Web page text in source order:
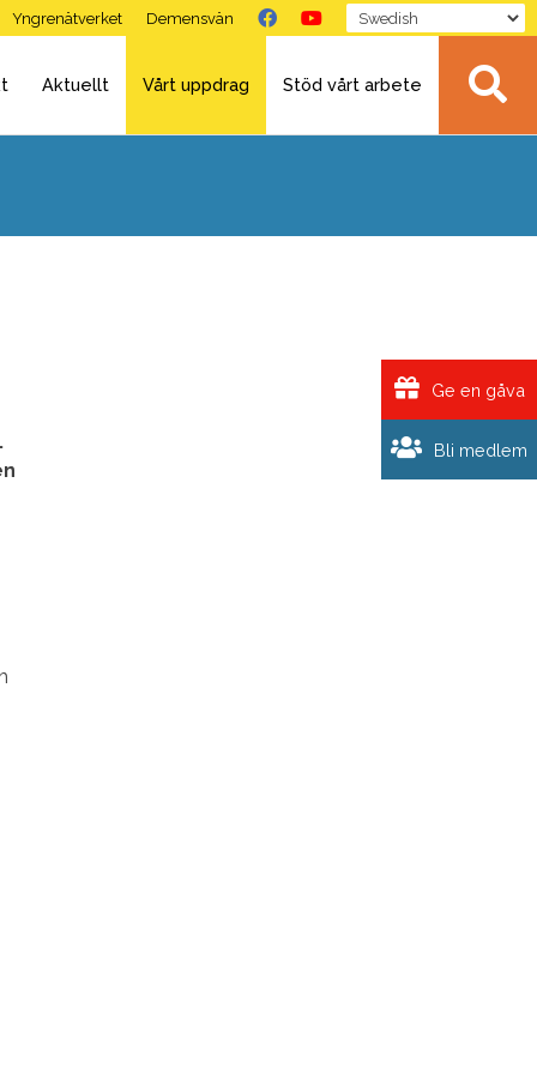
Yngrenätverket Demensvän
Aktuellt Vårt uppdrag Stöd vårt arbete
Bli medlem
Ge en gåva